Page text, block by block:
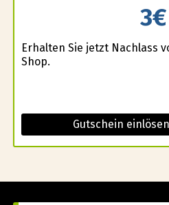
3€
Erhalten Sie jetzt Nachlass
Shop.
Gutschein